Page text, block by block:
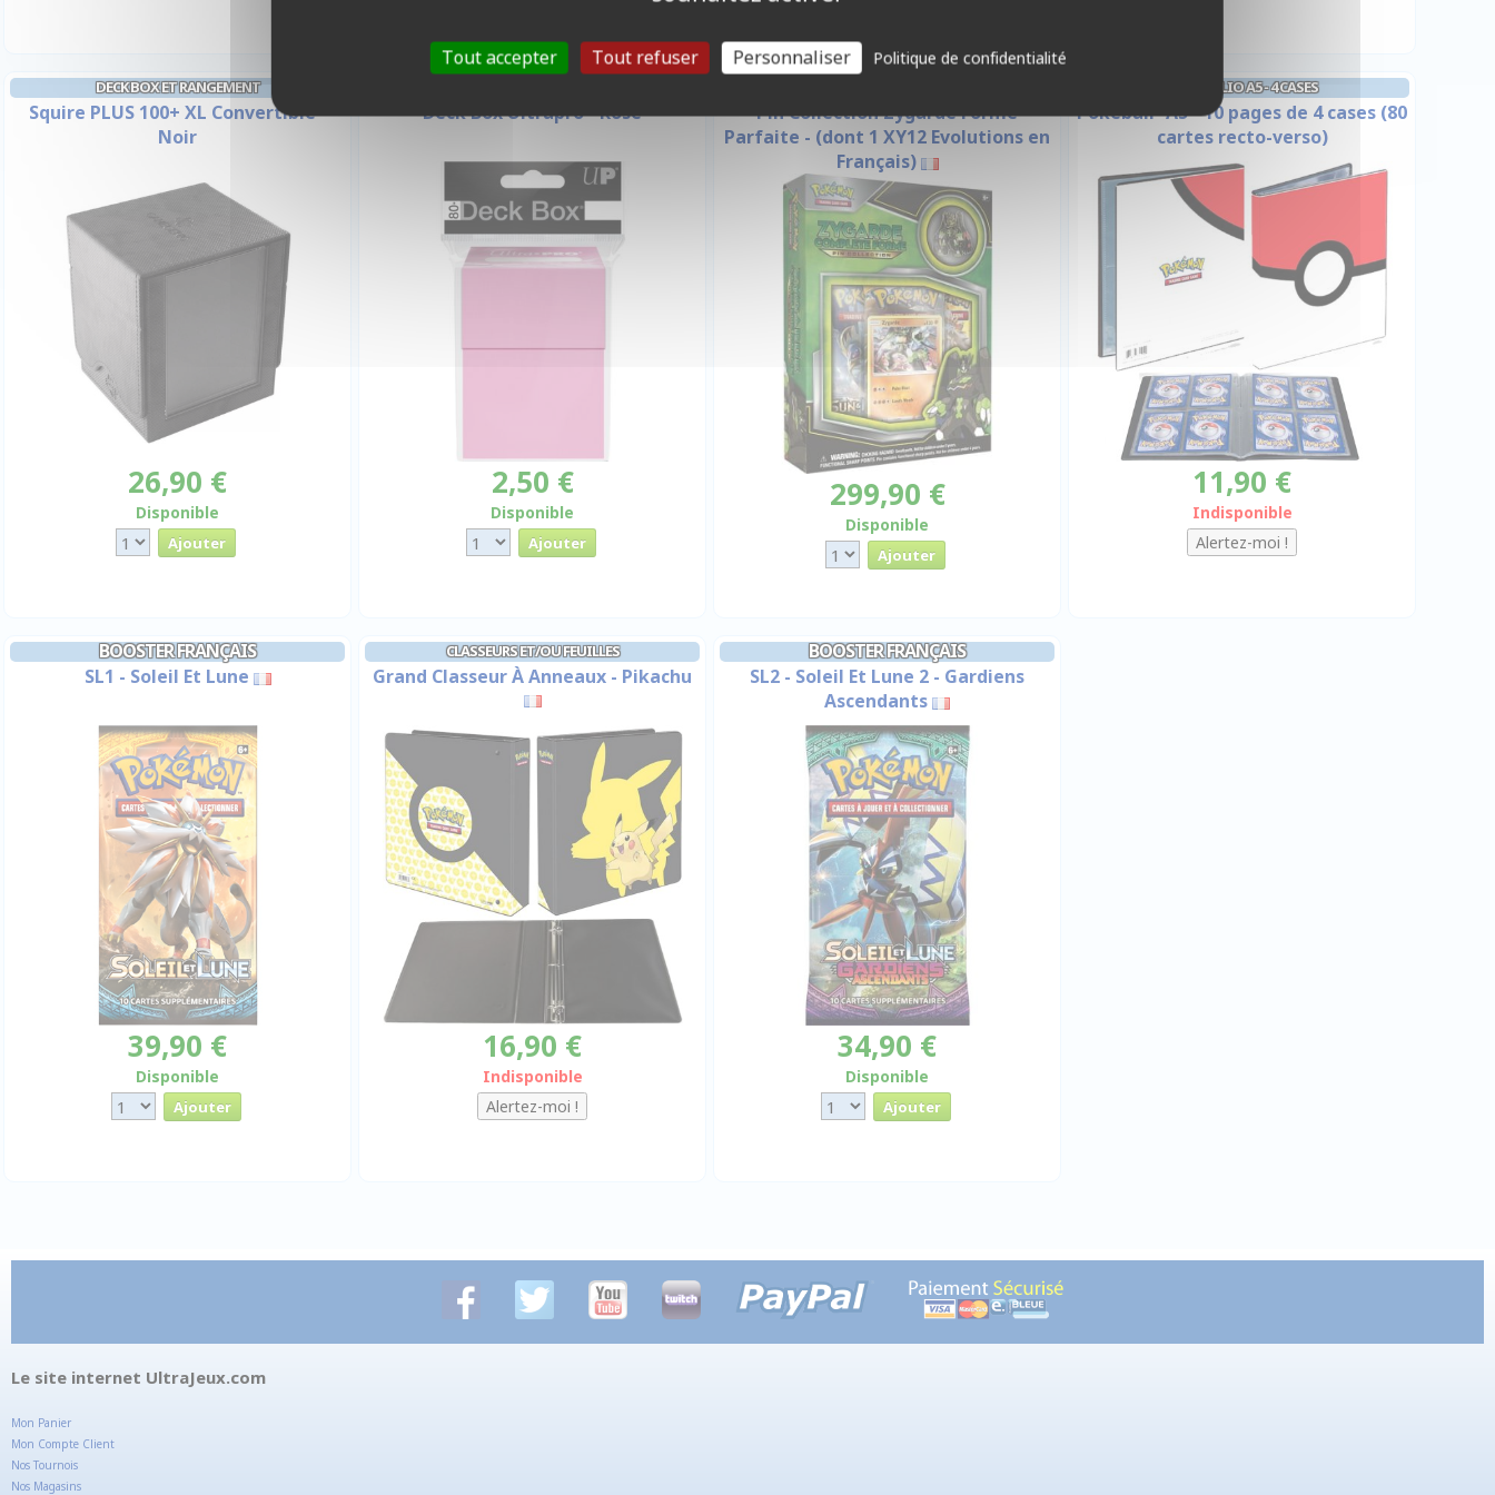
DECK BOX ET RANGEMENT
Squire PLUS 100+ XL Convertible -
Noir
26,90 €
Disponible
Deck Box Ultrapro - Rose
2,50 €
Disponible
Pin Collection Zygarde Forme
Parfaite - (dont 1 XY12 Evolutions en
Français)
299,90 €
Disponible
PORTFOLIO A5 - 4 CASES
Pokéball- A5 - 10 pages de 4 cases (80
cartes recto-verso)
11,90 €
Indisponible
BOOSTER FRANÇAIS
SL1 - Soleil Et Lune
39,90 €
Disponible
CLASSEURS ET/OU FEUILLES
Grand Classeur À Anneaux - Pikachu
16,90 €
Indisponible
BOOSTER FRANÇAIS
SL2 - Soleil Et Lune 2 - Gardiens
Ascendants
34,90 €
Disponible
Le site internet UltraJeux.com
Mon Panier
Mon Compte Client
Nos Tournois
Nos Magasins
Tout accepter Tout refuser Personnaliser Politique de confidentialité